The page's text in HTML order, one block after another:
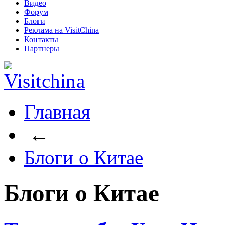
Видео
Форум
Блоги
Реклама на VisitChina
Контакты
Партнеры
Главная
←
Блоги о Китае
Блоги о Китае